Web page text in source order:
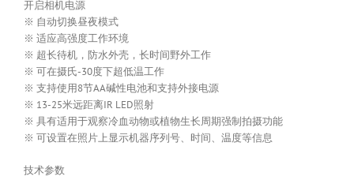
开启相机电源
※ 自动切换昼夜模式
※ 适应高强度工作环境
※ 超长待机，防水外壳，长时间野外工作
※ 可在摄氏-30度下超低温工作
※ 支持使用8节AA碱性电池和支持外接电源
※ 13-25米远距离IR LED照射
※ 具有适用于观察冷血动物或植物生长周期强制拍摄功能
※ 可设置在照片上显示机器序列号、时间、温度等信息
技术参数